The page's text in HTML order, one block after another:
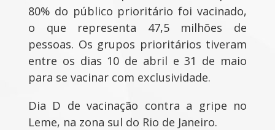
80% do público prioritário foi vacinado,
o que representa 47,5 milhões de
pessoas. Os grupos prioritários tiveram
entre os dias 10 de abril e 31 de maio
para se vacinar com exclusividade.
Dia D de vacinação contra a gripe no
Leme, na zona sul do Rio de Janeiro.